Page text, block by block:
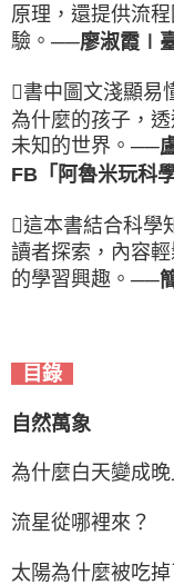
原理，還提供流
驗。 ──廖淑霞∣
書中圖文淺顯易
為什麼的孩子，
未知的世界。 ──
FB「阿魯米玩科
這本書結合科學
讀者探索，內容
的學習興趣。 ──
目錄
自然萬象
為什麼白天變成晚
流星從哪裡來？
太陽為什麼被吃掉